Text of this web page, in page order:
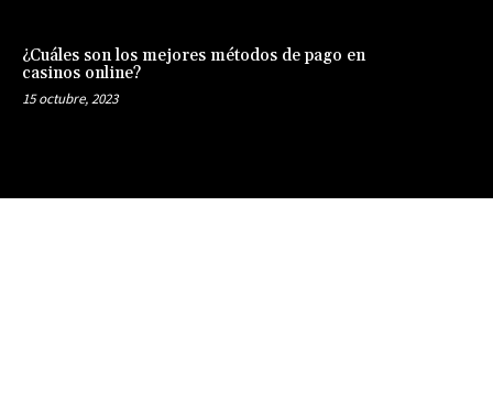
¿Cuáles son los mejores métodos de pago en
casinos online?
15 octubre, 2023